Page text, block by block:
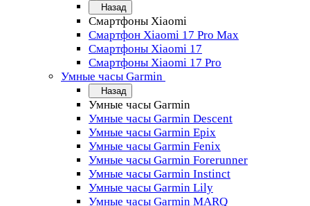
Назад
Смартфоны Xiaomi
Смартфон Xiaomi 17 Pro Max
Смартфоны Xiaomi 17
Смартфоны Xiaomi 17 Pro
Умные часы Garmin
Назад
Умные часы Garmin
Умные часы Garmin Descent
Умные часы Garmin Epix
Умные часы Garmin Fenix
Умные часы Garmin Forerunner
Умные часы Garmin Instinct
Умные часы Garmin Lily
Умные часы Garmin MARQ